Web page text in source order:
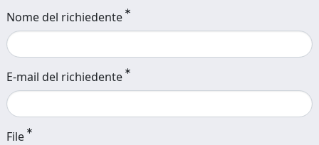
Nome del richiedente
E-mail del richiedente
File